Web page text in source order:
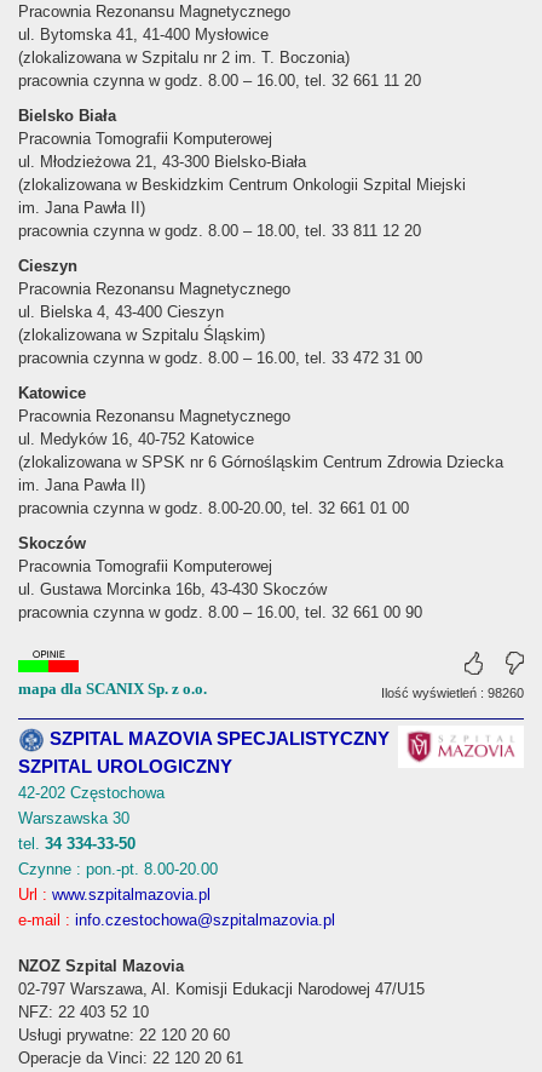
Pracownia Rezonansu Magnetycznego
ul. Bytomska 41, 41-400 Mysłowice
(zlokalizowana w Szpitalu nr 2 im. T. Boczonia)
pracownia czynna w godz. 8.00 – 16.00, tel. 32 661 11 20
Bielsko Biała
Pracownia Tomografii Komputerowej
ul. Młodzieżowa 21, 43-300 Bielsko-Biała
(zlokalizowana w Beskidzkim Centrum Onkologii Szpital Miejski
im. Jana Pawła II)
pracownia czynna w godz. 8.00 – 18.00, tel. 33 811 12 20
Cieszyn
Pracownia Rezonansu Magnetycznego
ul. Bielska 4, 43-400 Cieszyn
(zlokalizowana w Szpitalu Śląskim)
pracownia czynna w godz. 8.00 – 16.00, tel. 33 472 31 00
Katowice
Pracownia Rezonansu Magnetycznego
ul. Medyków 16, 40-752 Katowice
(zlokalizowana w SPSK nr 6 Górnośląskim Centrum Zdrowia Dziecka
im. Jana Pawła II)
pracownia czynna w godz. 8.00-20.00, tel. 32 661 01 00
Skoczów
Pracownia Tomografii Komputerowej
ul. Gustawa Morcinka 16b, 43-430 Skoczów
pracownia czynna w godz. 8.00 – 16.00, tel. 32 661 00 90
mapa dla SCANIX Sp. z o.o. Ilość wyświetleń : 98260
SZPITAL MAZOVIA SPECJALISTYCZNY
SZPITAL UROLOGICZNY
42-202 Częstochowa
Warszawska 30
tel. 34 334-33-50
Czynne : pon.-pt. 8.00-20.00
Url : www.szpitalmazovia.pl
e-mail : info.czestochowa@szpitalmazovia.pl
NZOZ Szpital Mazovia
02-797 Warszawa, Al. Komisji Edukacji Narodowej 47/U15
NFZ: 22 403 52 10
Usługi prywatne: 22 120 20 60
Operacje da Vinci: 22 120 20 61